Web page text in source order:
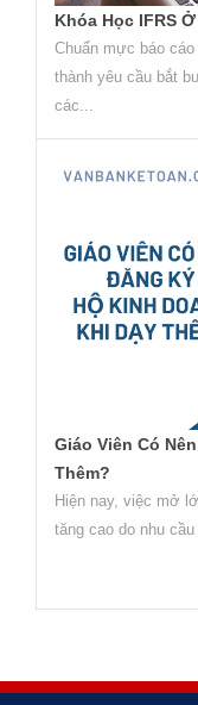
Khóa Học IFRS
Chuẩn mực báo
thành yêu cầu bắt
các...
Giáo Viên Có
Thêm?
Hiện nay, việc mở
tăng cao do nhu